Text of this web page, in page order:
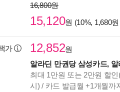
16,800원
15,120원 (10%, 1,680
가 12,852원
알라딘 만권당 삼성카드,
최대 1만원 또는 2만원 할
시) / 카드 발급월 +1개월까